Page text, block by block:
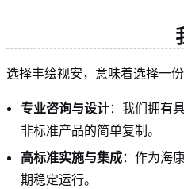
选择丰绘视安，意味着选择一
专业咨询与设计：我们拥有
非标准产品的简单复制。
高标准实施与集成：作为海
期稳定运行。